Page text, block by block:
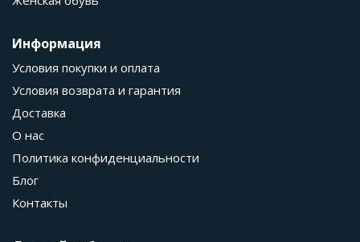
Информация
Условия покупки и оплата
Условия возврата и гарантия
Доставка
О нас
Политика конфиденциальности
Блог
Контакты